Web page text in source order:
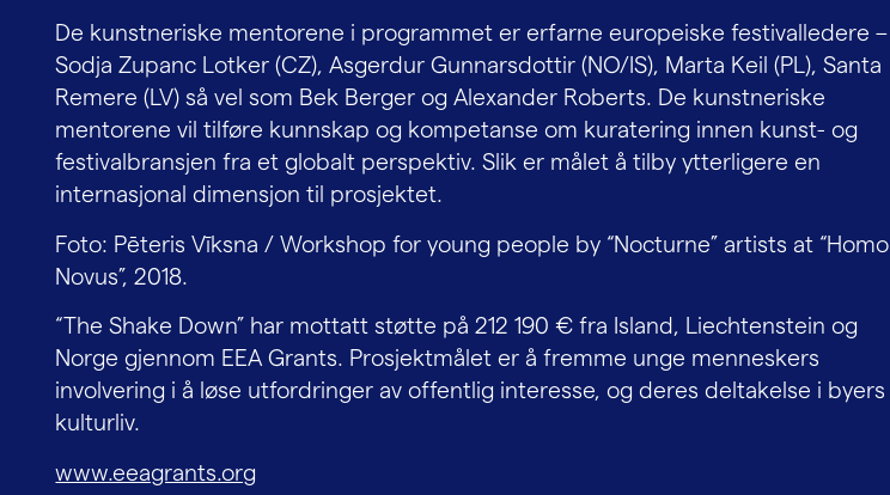
De kunstneriske mentorene i programmet er erfarne europeiske festivalledere –
Sodja Zupanc Lotker (CZ), Asgerdur Gunnarsdottir (NO/IS), Marta Keil (PL), Santa
Remere (LV) så vel som Bek Berger og Alexander Roberts. De kunstneriske
mentorene vil tilføre kunnskap og kompetanse om kuratering innen kunst- og
festivalbransjen fra et globalt perspektiv. Slik er målet å tilby ytterligere en
internasjonal dimensjon til prosjektet.
Foto: Pēteris Vīksna / Workshop for young people by “Nocturne” artists at “Homo
Novus”, 2018.
“The Shake Down” har mottatt støtte på 212 190 € fra Island, Liechtenstein og
Norge gjennom EEA Grants. Prosjektmålet er å fremme unge menneskers
involvering i å løse utfordringer av offentlig interesse, og deres deltakelse i byers
kulturliv.
www.eeagrants.org